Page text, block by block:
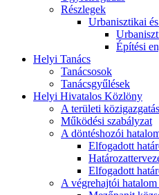
Részlegek
Urbanisztikai
Építési
Helyi Tanács
Tanácsosok
Tanácsgyűlések
Helyi Hivatalos Közlöny
A területi
Működési szabályzat
A döntéshozói
Elfogadott
Elfogadott
A végrehajtói hatalom